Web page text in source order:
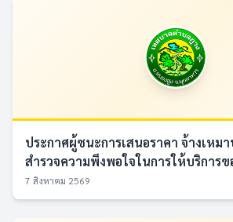
ประกาศผู้ชนะการเสนอราคา จ้างเหมา
สำรวจความพึงพอใจในการให้บริการข
7 สิงหาคม 2569